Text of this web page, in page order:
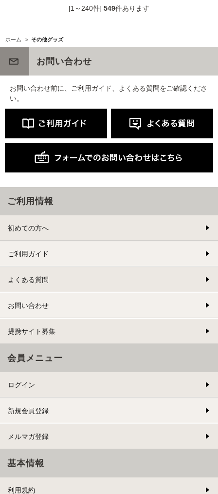
[1～240件] 549件あります
ホーム > その他グッズ
お問い合わせ
お問い合わせ前に、ご利用ガイド、よくある質問をご確認くださ
い。
ご利用情報
初めての方へ
ご利用ガイド
よくある質問
お問い合わせ
提携サイト募集
会員メニュー
ログイン
新規会員登録
メルマガ登録
基本情報
利用規約